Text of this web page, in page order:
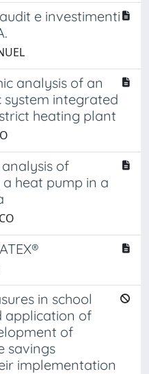
e investimenti
analysis of an
integrated
heating plant
of
heat pump in a
in school
application of
of
savings
implementation